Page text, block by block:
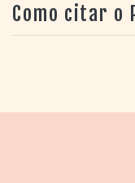
Como citar o